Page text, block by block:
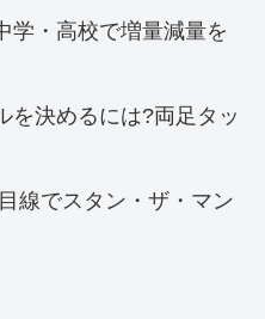
学・高校で増量減量を
を決めるには?両足タッ
線でスタン・ザ・マン